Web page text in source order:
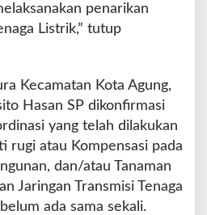
penarikan
Listrik,” tutup
Kecamatan Kota Agung,
Hasan SP dikonfirmasi
yang telah dilakukan
rugi atau Kompensasi pada
dan/atau Tanaman
Jaringan Transmisi Tenaga
ada sama sekali.